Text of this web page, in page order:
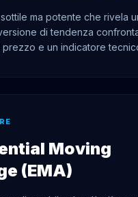
ma potente che rivela
di tendenza
e un indicatore
Moving
(EMA)